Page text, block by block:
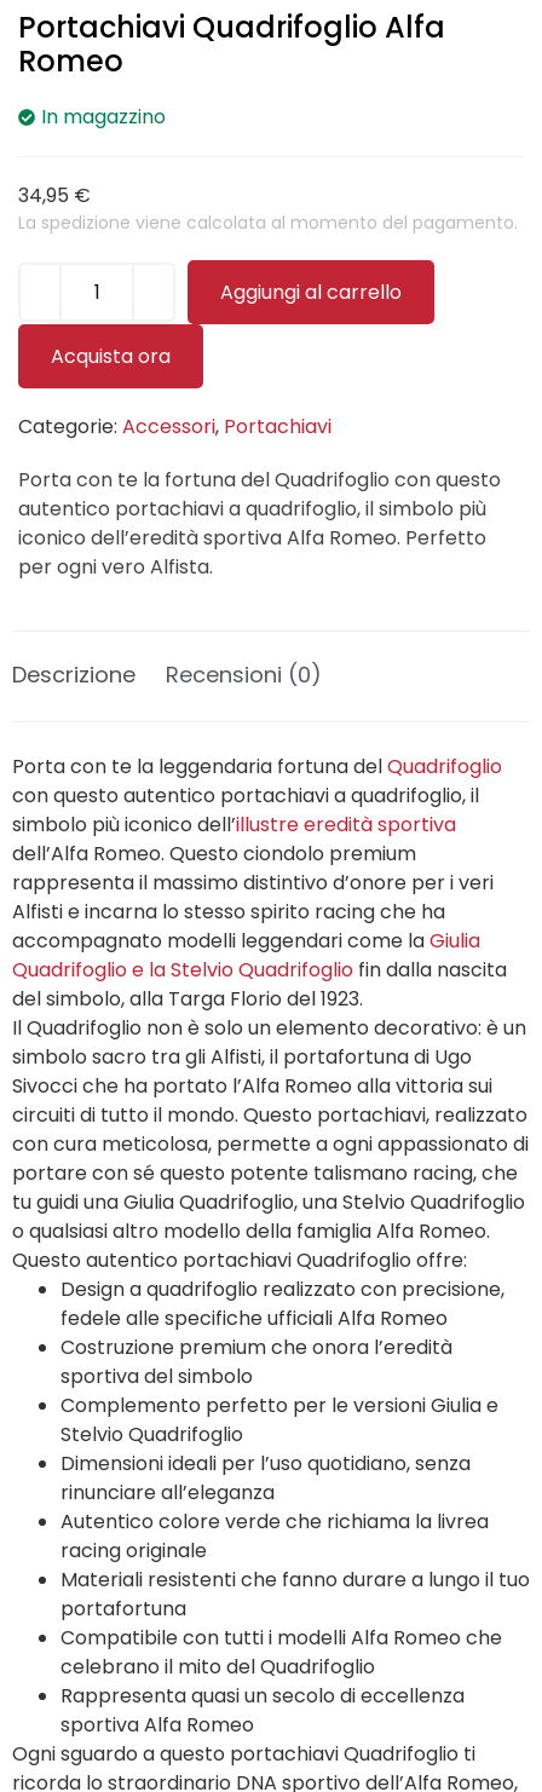
Portachiavi Quadrifoglio Alfa
Romeo
In magazzino
34,95 €
La spedizione viene calcolata al momento del pagamento.
Aggiungi al carrello
Acquista ora
Categorie: Accessori, Portachiavi
Porta con te la fortuna del Quadrifoglio con questo
autentico portachiavi a quadrifoglio, il simbolo più
iconico dell’eredità sportiva Alfa Romeo. Perfetto
per ogni vero Alfista.
Descrizione Recensioni (0)
Porta con te la leggendaria fortuna delQuadrifoglio
con questo autentico portachiavi a quadrifoglio, il
simbolo più iconico dell’illustre eredità sportiva
dell’Alfa Romeo. Questo ciondolo premium
rappresenta il massimo distintivo d’onore per i veri
Alfisti e incarna lo stesso spirito racing che ha
accompagnato modelli leggendari come laGiulia
Quadrifoglio e la Stelvio Quadrifoglio fin dalla nascita
del simbolo, alla Targa Florio del 1923.
Il Quadrifoglio non è solo un elemento decorativo: è un
simbolo sacro tra gli Alfisti, il portafortuna di Ugo
Sivocci che ha portato l’Alfa Romeo alla vittoria sui
circuiti di tutto il mondo. Questo portachiavi, realizzato
con cura meticolosa, permette a ogni appassionato di
portare con sé questo potente talismano racing, che
tu guidi una Giulia Quadrifoglio, una Stelvio Quadrifoglio
o qualsiasi altro modello della famiglia Alfa Romeo.
Questo autentico portachiavi Quadrifoglio offre:
Design a quadrifoglio realizzato con precisione,
fedele alle specifiche ufficiali Alfa Romeo
Costruzione premium che onora l’eredità
sportiva del simbolo
Complemento perfetto per le versioni Giulia e
Stelvio Quadrifoglio
Dimensioni ideali per l’uso quotidiano, senza
rinunciare all’eleganza
Autentico colore verde che richiama la livrea
racing originale
Materiali resistenti che fanno durare a lungo il tuo
portafortuna
Compatibile con tutti i modelli Alfa Romeo che
celebrano il mito del Quadrifoglio
Rappresenta quasi un secolo di eccellenza
sportiva Alfa Romeo
Ogni sguardo a questo portachiavi Quadrifoglio ti
ricorda lo straordinario DNA sportivo dell’Alfa Romeo,